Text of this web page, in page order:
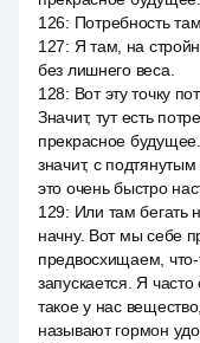
126: Потребность там.
127: Я там, на
без лишнего веса.
128: Вот эту точку
Значит, тут есть
прекрасное
значит, с
это очень быстро
129: Или там бегать
начну. Вот мы себе
предвосхищаем,
запускается. Я
такое у нас
называют гормон